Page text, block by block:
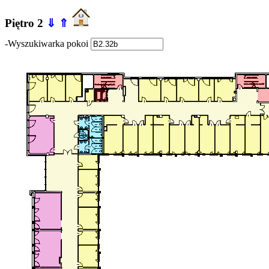
Piętro 2 ⇓ ⇑
-Wyszukiwarka pokoi